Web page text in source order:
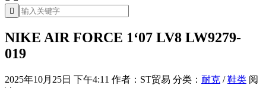

NIKE AIR FORCE 1‘07 LV8 LW9279-
019
2025年10月25日 下午4:11 作者：ST贸易 分类： 耐克 /鞋类 阅